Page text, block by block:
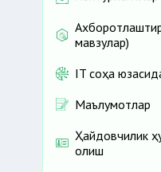
мавзулар)
IT соҳа
Маълумотлар
Ҳайдовчилик
олиш